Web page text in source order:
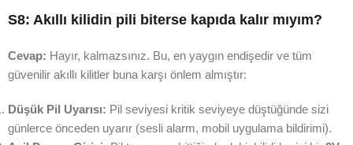
S8: Akıllı kilidin pili biterse kapıda kalır mıyım?
Cevap: Hayır, kalmazsınız. Bu, en yaygın endişedir ve tüm
güvenilir akıllı kilitler buna karşı önlem almıştır:
Düşük Pil Uyarısı: Pil seviyesi kritik seviyeye düştüğünde sizi
günlerce önceden uyarır (sesli alarm, mobil uygulama bildirimi).